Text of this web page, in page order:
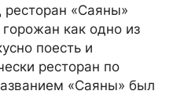
ресторан «Саяны»
как одно из
поесть и
ресторан по
«Саяны» был